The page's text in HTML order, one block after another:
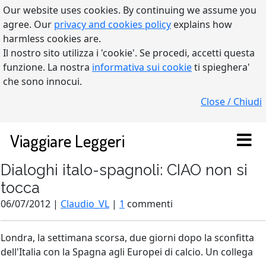
Our website uses cookies. By continuing we assume you
agree. Our privacy and cookies policy explains how
harmless cookies are.
Il nostro sito utilizza i 'cookie'. Se procedi, accetti questa
funzione. La nostra informativa sui cookieti spieghera'
che sono innocui.
Close / Chiudi
Viaggiare Leggeri
Dialoghi italo-spagnoli: CIAO non si
tocca
06/07/2012 | Claudio_VL | 1 commenti
Londra, la settimana scorsa, due giorni dopo la sconfitta
dell'Italia con la Spagna agli Europei di calcio. Un collega